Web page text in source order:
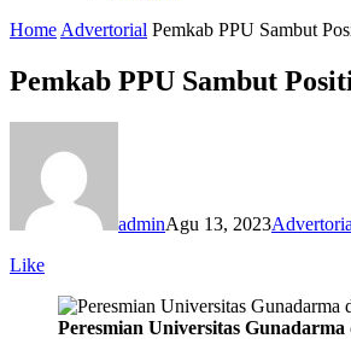
Home Advertorial Pemkab PPU Sambut
Pemkab PPU Sambut
adminAgu 13, 2023
Like
Peresmian Universitas